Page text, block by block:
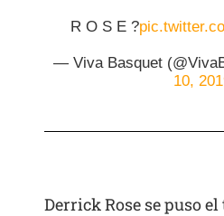
R O S E ?
— Viva Basquet
10,
Derrick Rose se puso